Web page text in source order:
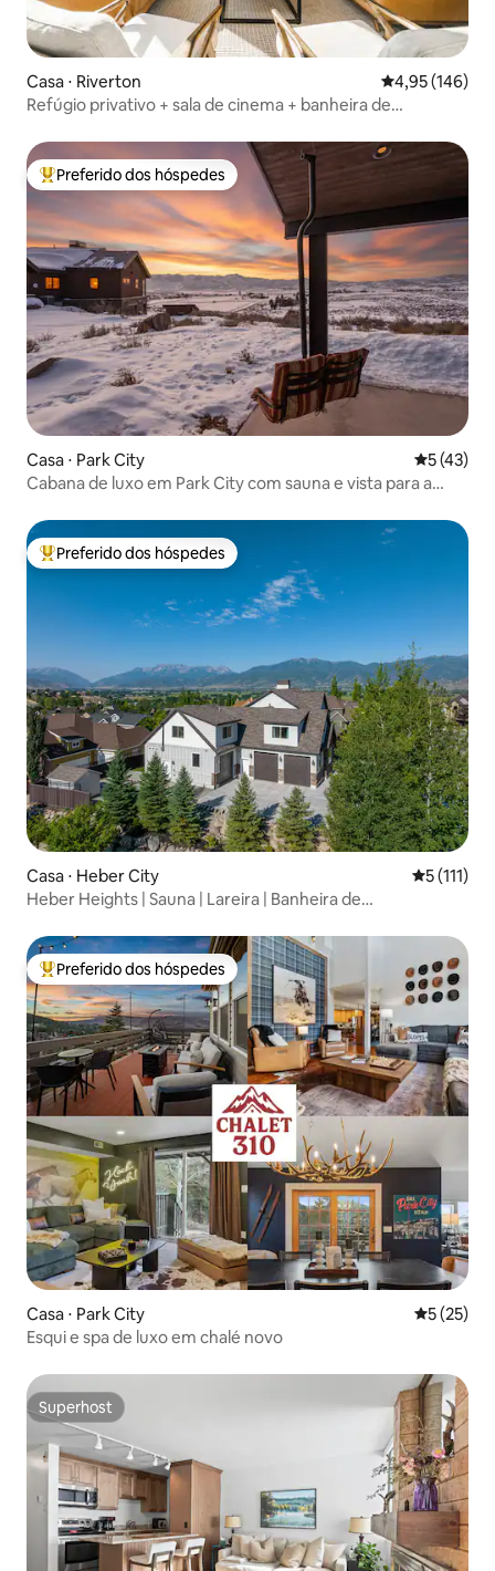
Casa ⋅ Riverton 4,95 de uma
4,95 (146)
Refúgio privativo + sala de cinema + banheira de
Entre os melhores preferidos dos hóspedes
Preferido dos hóspedes
Casa ⋅ Park City 5 de uma
5 (43)
Cabana de luxo em Park City com sauna e vista para a
Entre os melhores preferidos dos hóspedes
Preferido dos hóspedes
Casa ⋅ Heber City 5 de uma
5 (111)
Heber Heights | Sauna | Lareira | Banheira de
Entre os melhores preferidos dos hóspedes
Preferido dos hóspedes
Casa ⋅ Park City 5 de uma
5 (25)
Esqui e spa de luxo em chalé novo
Superhost
Superhost